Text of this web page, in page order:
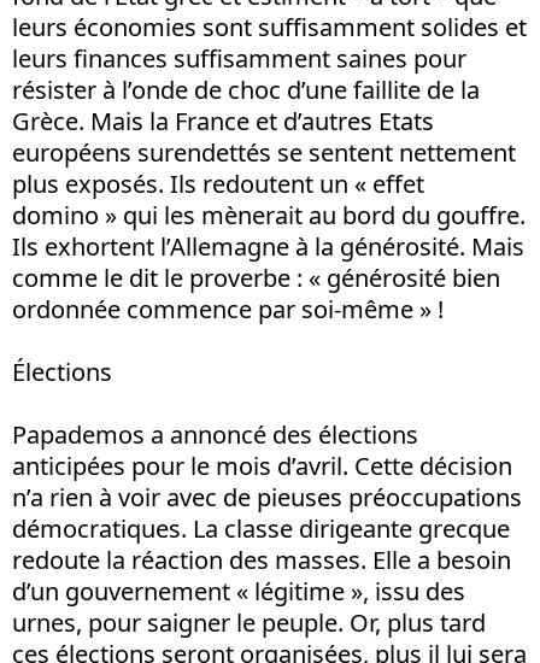
leurs économies sont suffisamment solides et
leurs finances suffisamment saines pour
résister à l’onde de choc d’une faillite de la
Grèce. Mais la France et d’autres Etats
européens surendettés se sentent nettement
plus exposés. Ils redoutent un « effet
domino » qui les mènerait au bord du gouffre.
Ils exhortent l’Allemagne à la générosité. Mais
comme le dit le proverbe : « générosité bien
ordonnée commence par soi-même » !
Élections
Papademos a annoncé des élections
anticipées pour le mois d’avril. Cette décision
n’a rien à voir avec de pieuses préoccupations
démocratiques. La classe dirigeante grecque
redoute la réaction des masses. Elle a besoin
d’un gouvernement « légitime », issu des
urnes, pour saigner le peuple. Or, plus tard
ces élections seront organisées, plus il lui sera